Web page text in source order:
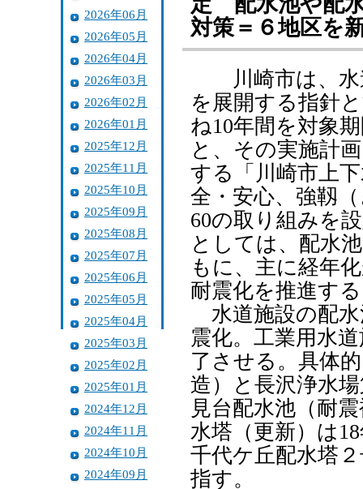
2026年06月
2026年05月
2026年04月
2026年03月
2026年02月
2026年01月
2025年12月
2025年11月
2025年10月
2025年09月
2025年08月
2025年07月
2025年06月
2025年05月
2025年04月
2025年03月
2025年02月
2025年01月
2024年12月
2024年11月
2024年10月
2024年09月
対策＝６地区を
川崎市は、水
を展開する指針
ね10年間を対象
と、その実施計
する「川崎市上
全・安心、強靱
60の取り組みを
としては、配水
もに、主に経年
耐震化を推進す
水道施設の配水
震化。工業用水
了させる。具体
造）と長沢浄水
見台配水池（耐
水塔（更新）は
千代ケ丘配水塔
指す。